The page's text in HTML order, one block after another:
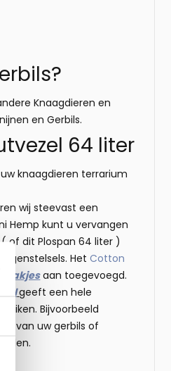
Knaagdieren en
en Gerbils.
64 liter
knaagdieren terrarium
wij steevast een
Hemp kunt u vervangen
of dit Plospan 64 liter )
HetCotton
aan toegevoegd.
geeft een hele
Bijvoorbeeld
van uw gerbils of